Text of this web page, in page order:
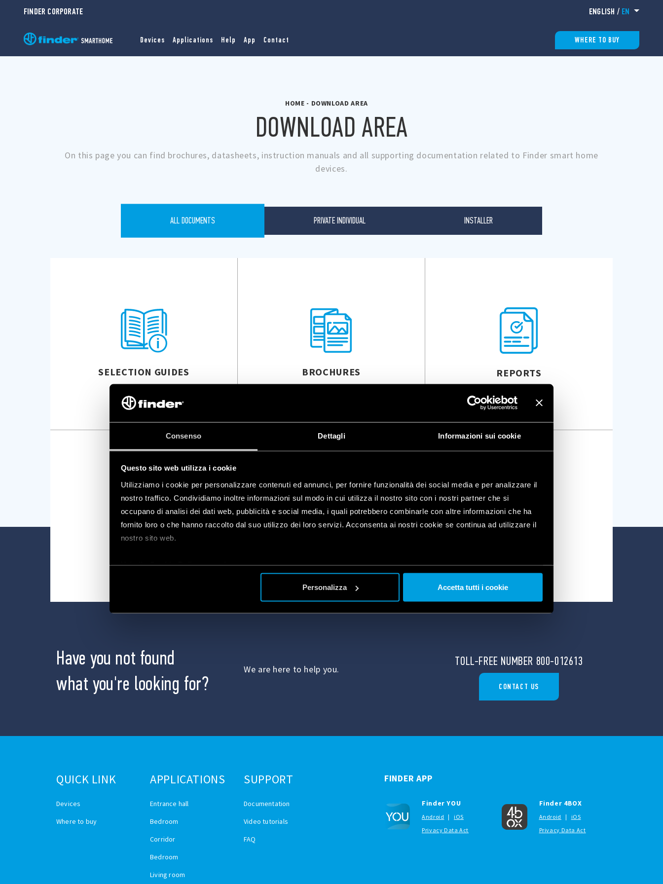
Consenso Dettagli Informazioni sui cookie
Questo sito web utilizza i cookie
Utilizziamo i cookie per personalizzare contenuti ed annunci, per fornire funzionalità dei social media e per analizzare il
nostro traffico. Condividiamo inoltre informazioni sul modo in cui utilizza il nostro sito con i nostri partner che si
occupano di analisi dei dati web, pubblicità e social media, i quali potrebbero combinarle con altre informazioni che ha
fornito loro o che hanno raccolto dal suo utilizzo dei loro servizi. Acconsenta ai nostri cookie se continua ad utilizzare il
nostro sito web.
Vai alla Cookie Policy completa
Personalizza Accetta tutti i cookie
FINDER CORPORATE ENGLISH / EN
Devices Applications Help App Contact WHERE TO BUY
HOME - DOWNLOAD AREA
DOWNLOAD AREA
On this page you can find brochures, datasheets, instruction manuals and all supporting documentation related to Finder smart home
devices.
ALL DOCUMENTS PRIVATE INDIVIDUAL INSTALLER
SELECTION GUIDES BROCHURES REPORTS
Datasheets
Have you not found
what you're looking for?
We are here to help you.
TOLL-FREE NUMBER 800-012613
CONTACT US
QUICK LINK
Devices
Where to buy
APPLICATIONS
Entrance hall
Bedroom
Corridor
Bedroom
Living room
SUPPORT
Documentation
Video tutorials
FAQ
FINDER APP
Finder YOU
Android |
iOS
Privacy Data Act
Finder 4BOX
Android |
iOS
Privacy Data Act